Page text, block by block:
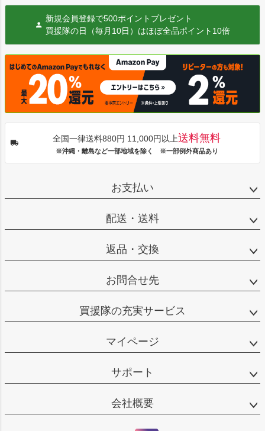
新規会員登録で500ポイントプレゼント
買援隊の日（毎月10日）はほぼ全品ポイント10倍
全国一律送料880円 11,000円以上送料無料
※沖縄・離島など一部地域を除く ※一部例外商品あり
お支払い
配送・送料
返品・交換
お問合せ先
買援隊の充実サービス
マイページ
サポート
会社概要